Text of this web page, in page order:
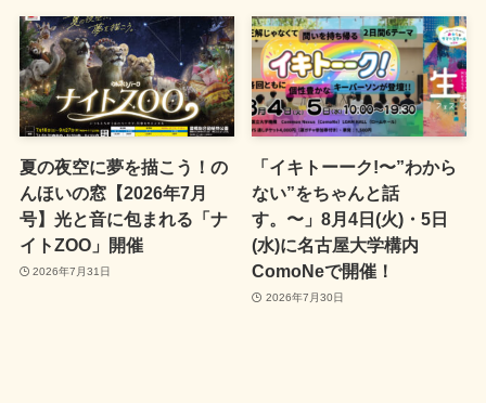
夏の夜空に夢を描こう！の
んほいの窓【2026年7月
号】光と音に包まれる「ナ
イトZOO」開催
2026年7月31日
「イキトーーク!〜”わから
ない”をちゃんと話
す。〜」8月4日(火)・5日
(水)に名古屋大学構内
ComoNeで開催！
2026年7月30日